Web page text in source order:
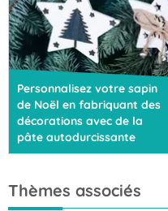
Personnalisez votre sapin
de Noël en fabriquant des
décorations avec de la
pâte autodurcissante
Thèmes associés